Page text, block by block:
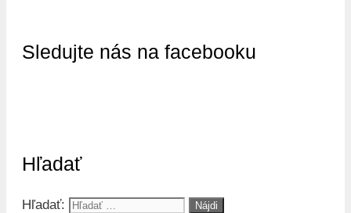
Sledujte nás na facebooku
Hľadať
Hľadať: